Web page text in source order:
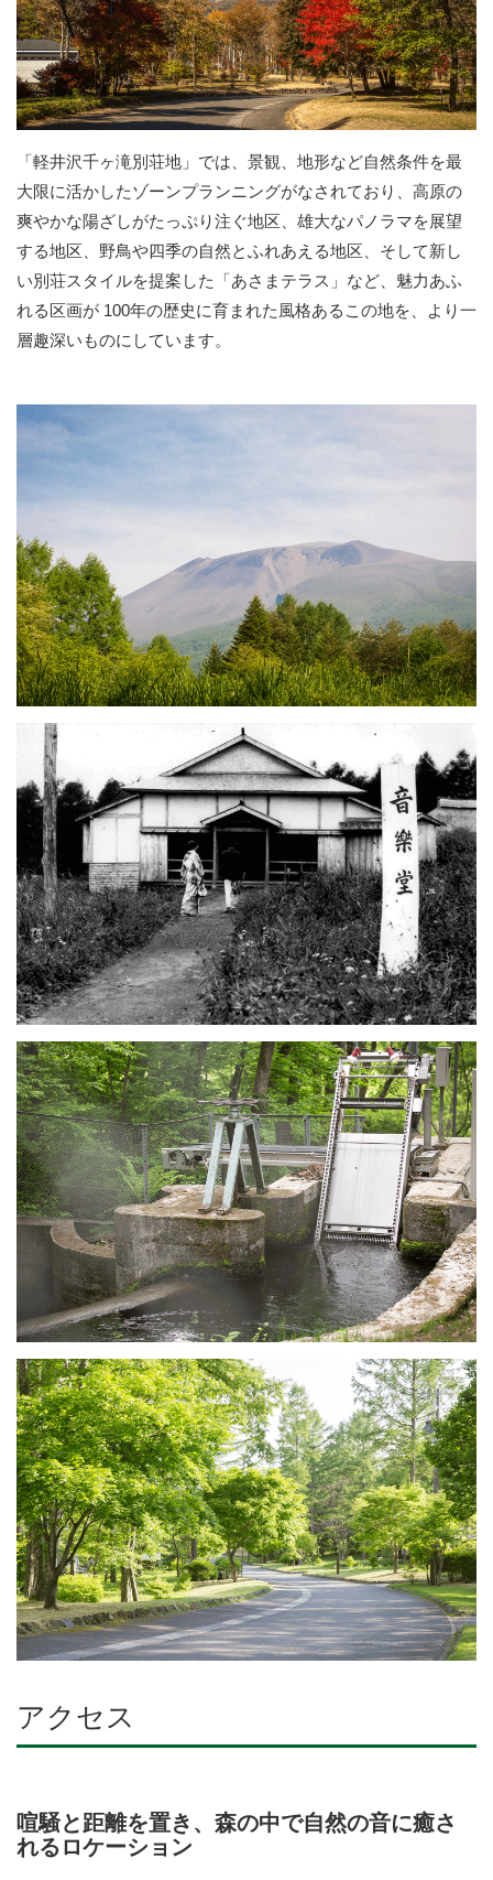
「軽井沢千ヶ滝別荘地」では、景観、地形など自然条件を最
大限に活かしたゾーンプランニングがなされており、高原の
爽やかな陽ざしがたっぷり注ぐ地区、雄大なパノラマを展望
する地区、野鳥や四季の自然とふれあえる地区、そして新し
い別荘スタイルを提案した「あさまテラス」など、魅力あふ
れる区画が 100年の歴史に育まれた風格あるこの地を、より一
層趣深いものにしています。
アクセス
喧騒と距離を置き、森の中で自然の音に癒さ
れるロケーション